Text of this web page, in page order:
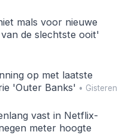
mals voor nieuwe
de slechtste ooit'
op met laatste
'Outer Banks' • Gisteren
vast in Netflix-
meter hoogte